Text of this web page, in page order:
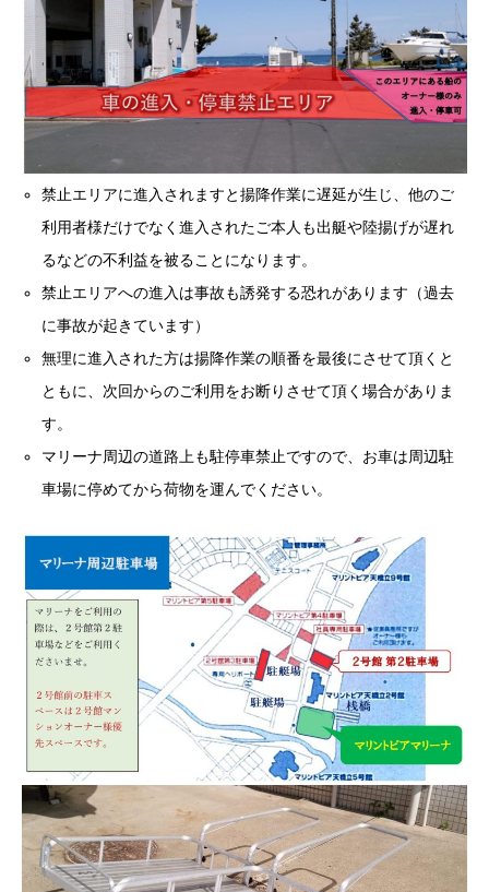
禁止エリアに進入されますと揚降作業に遅延が生じ、他のご
利用者様だけでなく進入されたご本人も出艇や陸揚げが遅れ
るなどの不利益を被ることになります。
禁止エリアへの進入は事故も誘発する恐れがあります（過去
に事故が起きています）
無理に進入された方は揚降作業の順番を最後にさせて頂くと
ともに、次回からのご利用をお断りさせて頂く場合がありま
す。
マリーナ周辺の道路上も駐停車禁止ですので、お車は周辺駐
車場に停めてから荷物を運んでください。